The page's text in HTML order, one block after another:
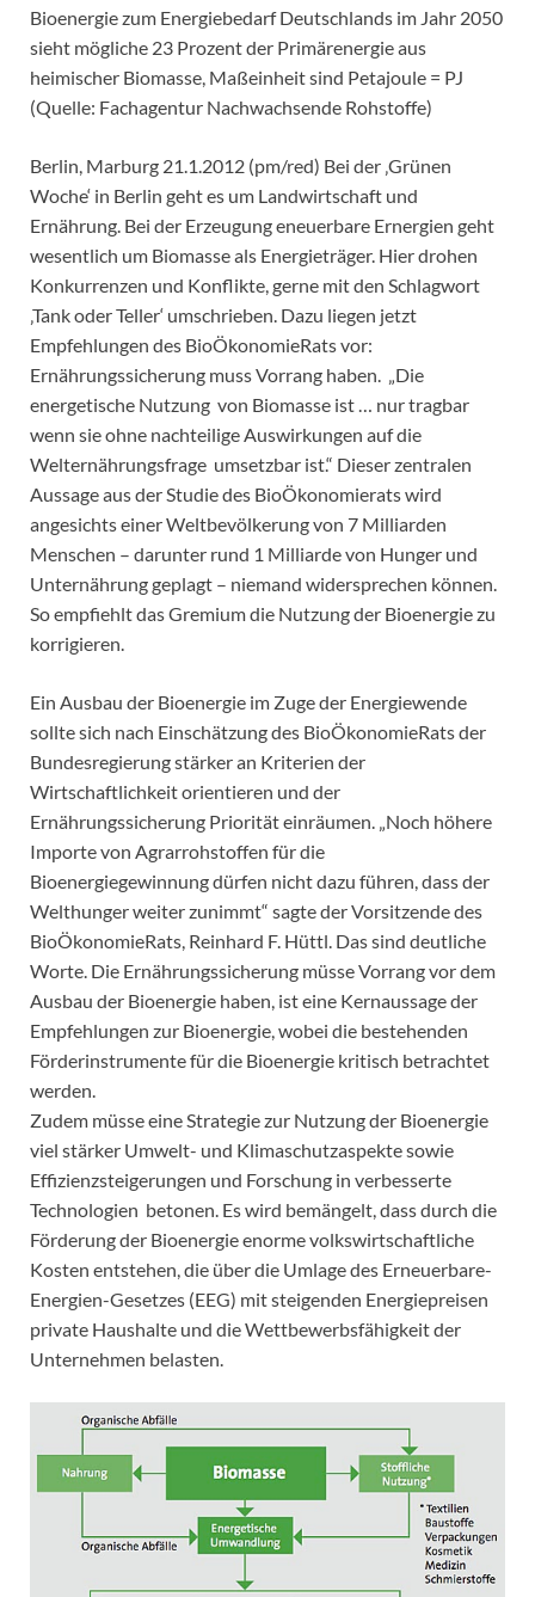
Bioenergie zum Energiebedarf Deutschlands im Jahr 2050
sieht mögliche 23 Prozent der Primärenergie aus
heimischer Biomasse, Maßeinheit sind Petajoule = PJ
(Quelle: Fachagentur Nachwachsende Rohstoffe)
Berlin, Marburg 21.1.2012 (pm/red) Bei der ‚Grünen
Woche‘ in Berlin geht es um Landwirtschaft und
Ernährung. Bei der Erzeugung eneuerbare Ernergien geht
wesentlich um Biomasse als Energieträger. Hier drohen
Konkurrenzen und Konflikte, gerne mit den Schlagwort
‚Tank oder Teller‘ umschrieben. Dazu liegen jetzt
Empfehlungen des BioÖkonomieRats vor:
Ernährungssicherung muss Vorrang haben. „Die
energetische Nutzung von Biomasse ist … nur tragbar
wenn sie ohne nachteilige Auswirkungen auf die
Welternährungsfrage umsetzbar ist.“ Dieser zentralen
Aussage aus der Studie des BioÖkonomierats wird
angesichts einer Weltbevölkerung von 7 Milliarden
Menschen – darunter rund 1 Milliarde von Hunger und
Unternährung geplagt – niemand widersprechen können.
So empfiehlt das Gremium die Nutzung der Bioenergie zu
korrigieren.
Ein Ausbau der Bioenergie im Zuge der Energiewende
sollte sich nach Einschätzung des BioÖkonomieRats der
Bundesregierung stärker an Kriterien der
Wirtschaftlichkeit orientieren und der
Ernährungssicherung Priorität einräumen. „Noch höhere
Importe von Agrarrohstoffen für die
Bioenergiegewinnung dürfen nicht dazu führen, dass der
Welthunger weiter zunimmt“ sagte der Vorsitzende des
BioÖkonomieRats, Reinhard F. Hüttl. Das sind deutliche
Worte. Die Ernährungssicherung müsse Vorrang vor dem
Ausbau der Bioenergie haben, ist eine Kernaussage der
Empfehlungen zur Bioenergie, wobei die bestehenden
Förderinstrumente für die Bioenergie kritisch betrachtet
werden.
Zudem müsse eine Strategie zur Nutzung der Bioenergie
viel stärker Umwelt- und Klimaschutzaspekte sowie
Effizienzsteigerungen und Forschung in verbesserte
Technologien betonen. Es wird bemängelt, dass durch die
Förderung der Bioenergie enorme volkswirtschaftliche
Kosten entstehen, die über die Umlage des Erneuerbare-
Energien-Gesetzes (EEG) mit steigenden Energiepreisen
private Haushalte und die Wettbewerbsfähigkeit der
Unternehmen belasten.